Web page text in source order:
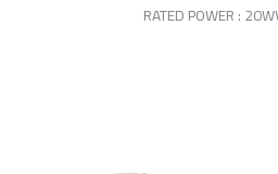
RATED POWER :